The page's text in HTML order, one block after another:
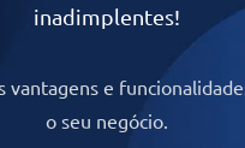
inadimplentes!
vantagens e
o seu negócio.